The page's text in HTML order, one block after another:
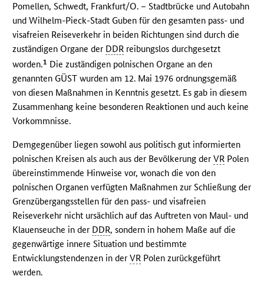
Pomellen, Schwedt, Frankfurt/O. – Stadtbrücke und Autobahn
und Wilhelm-Pieck-Stadt Guben für den gesamten pass- und
visafreien Reiseverkehr in beiden Richtungen sind durch die
zuständigen Organe der DDR reibungslos durchgesetzt
worden.1 Die zuständigen polnischen Organe an den
genannten GÜST wurden am 12. Mai 1976 ordnungsgemäß
von diesen Maßnahmen in Kenntnis gesetzt. Es gab in diesem
Zusammenhang keine besonderen Reaktionen und auch keine
Vorkommnisse.
Demgegenüber liegen sowohl aus politisch gut informierten
polnischen Kreisen als auch aus der Bevölkerung derVR Polen
übereinstimmende Hinweise vor, wonach die von den
polnischen Organen verfügten Maßnahmen zur Schließung der
Grenzübergangsstellen für den pass- und visafreien
Reiseverkehr nicht ursächlich auf das Auftreten von Maul- und
Klauenseuche in der DDR, sondern in hohem Maße auf die
gegenwärtige innere Situation und bestimmte
Entwicklungstendenzen in derVR Polen zurückgeführt
werden.